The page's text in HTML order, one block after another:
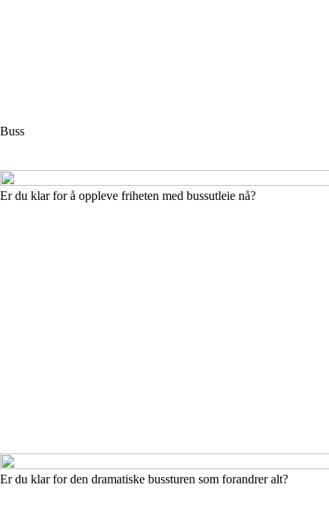
Buss
Er du klar for å oppleve friheten med bussutleie nå?
Er du klar for den dramatiske bussturen som forandrer alt?